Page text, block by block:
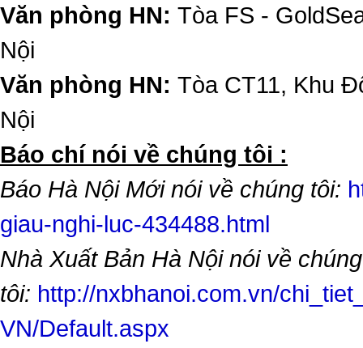
Văn phòng HN: Tòa FS -
Nội
Văn phòng HN: Tòa CT11, Khu
Nội
​Báo chí nói về chúng tôi :
Báo Hà Nội Mới nói về chúng tôi:
giau-nghi-luc-434488.html
Nhà Xuất Bản Hà Nội nói về chúng
tôi: http://nxbhanoi.com.vn/
VN/Default.aspx